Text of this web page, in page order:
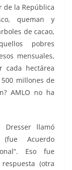
de la República
queman y
de cacao,
pobres
mensuales,
cada hectárea
millones de
AMLO no ha
Dresser llamó
Acuerdo
Eso fue
(otra